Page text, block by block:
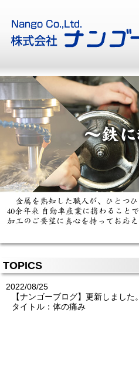
TOPICS
2022/08/25
【ナンゴーブログ】更新しました。
タイトル：体の痛み